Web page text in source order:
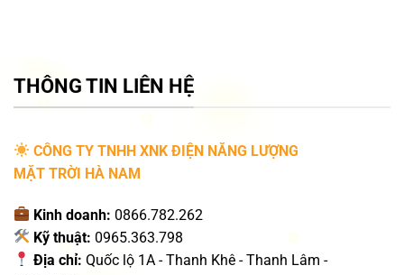
THÔNG TIN LIÊN HỆ
CÔNG TY TNHH XNK ĐIỆN NĂNG LƯỢNG
MẶT TRỜI HÀ NAM
Kinh doanh: 0866.782.262
Kỹ thuật: 0965.363.798
Địa chỉ: Quốc lộ 1A - Thanh Khê - Thanh Lâm -